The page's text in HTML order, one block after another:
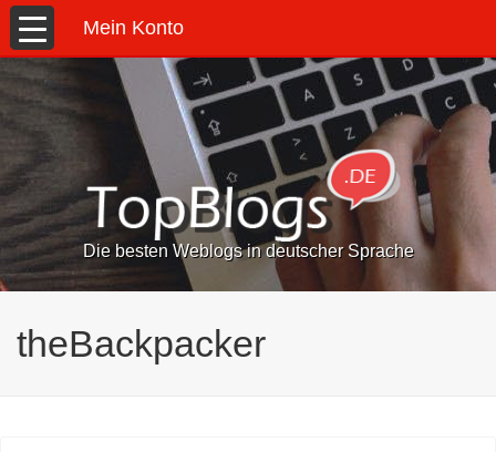
Mein Konto
Die besten Weblogs in deutscher Sprache
theBackpacker